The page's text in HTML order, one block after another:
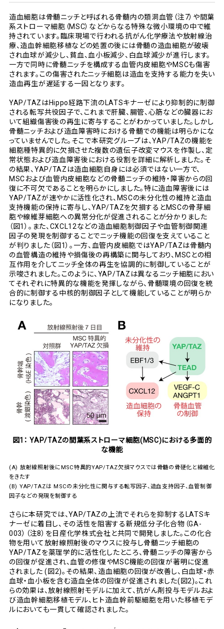
造血細胞は骨髄ニッチと呼ばれる骨髄内の類洞血管（注7）や間葉
系ストローマ細胞（MSC）などからなる特殊な微小環境の中で維
持されています。臨床現場で行われる抗がん化学療法や放射線治
療、造血幹細胞移植などの処置の後には骨髄の造血細胞が破壊
され血球が減少し、貧血、血小板減少、白血球減少が進行します。
一方で同時に骨髄ニッチを構成する血管内皮細胞やMSCも傷害
されます。この傷害されたニッチ細胞は造血を支持する能力を失い
造血再生が遅延する一因となります。
YAP/TAZはHippo経路下流のLATSキナーゼにより抑制的に制御
される転写共役因子で、これまで肝臓、腸管、心筋などの臓器にお
いて組織傷害後の再生に寄与することがわかっていました。しかし
骨髄ニッチおよび造血障害時における骨髄での機能は明らかにな
っていませんでした。そこで本研究グループは、YAP/TAZの機能を
細胞種特異的に欠損させた複数の遺伝子改変マウスを作製し、定
常状態および造血障害後における役割を詳細に解析しました。そ
の結果、YAP/TAZは造血細胞自身には必須ではない一方で、
MSCおよび血管内皮細胞などの骨髄ニッチの維持・障害からの回
復に不可欠であることを明らかにしました。特に造血障害後には
YAP/TAZが速やかに活性化され、MSCの未分化性の維持と造血
支持機能の保持に寄与し、YAP/TAZを欠損するとMSCの骨芽細
胞や線維芽細胞への異常分化が促進されることが分かりました
（図1）。また、CXCL12などの造血細胞制御因子や血管制御関連
因子の発現を制御することでニッチ機能の回復を支えていること
が判りました（図1）。一方、血管内皮細胞ではYAP/TAZは骨髄内
の血管構造の維持や損傷後の再構築に関与しており、MSCとの相
互作用を介してニッチ全体の再生を協調的に制御していることが
示唆されました。このように、YAP/TAZは異なるニッチ細胞におい
てそれぞれに特異的な機能を発揮しながら、骨髄環境の回復を統
合的に制御する中核的制御因子として機能していることが明らか
になりました。
図1： YAP/TAZの間葉系ストローマ細胞(MSC)における多面的
な機能
(A) 放射線照射後にMSC特異的YAP/TAZ欠損マウスでは骨髄の骨硬化と線維化
をきたす
(B) YAP/TAZは MSCの未分化性に関与する転写因子、造血支持因子、血管制御
因子などの発現を制御する
さらに本研究では、YAP/TAZの上流でそれらを抑制するLATSキ
ナーゼに着目し、その活性を阻害する新規低分子化合物（GA-
003）（注8）を日産化学株式会社と共同で開発しました。この化合
物を用いて放射線照射後のマウスに投与し骨髄ニッチ細胞の
YAP/TAZを薬理学的に活性化したところ、骨髄ニッチの障害から
の回復が促進され、血管の修復やMSC機能の回復が著明に促進
されました (図2)。その結果、造血細胞の回復が改善し、白血球・赤
血球・血小板を含む造血全体の回復が促進されました(図2)。これ
らの効果は、放射線照射モデルに加えて、抗がん剤投与モデルおよ
び造血幹細胞移植モデル、ヒト造血幹前駆細胞を用いた移植モデ
ルにおいても一貫して確認されました。